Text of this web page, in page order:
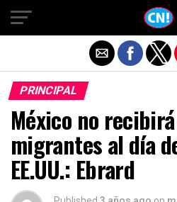
PRINCIPAL
México no
migrantes al día
EE.UU.: Ebrard
Salir de la